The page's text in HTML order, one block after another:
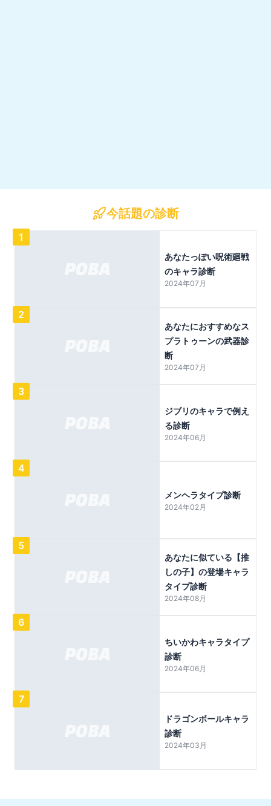
今話題の診断
1
あなたっぽい呪術廻戦
のキャラ診断
2024年07月
2
あなたにおすすめなス
プラトゥーンの武器診
断
2024年07月
3
ジブリのキャラで例え
る診断
2024年06月
4
メンヘラタイプ診断
2024年02月
5
あなたに似ている【推
しの子】の登場キャラ
タイプ診断
2024年08月
6
ちいかわキャラタイプ
診断
2024年06月
7
ドラゴンボールキャラ
診断
2024年03月